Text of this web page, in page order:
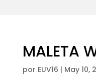
MALETA
por EUV16 | May 10,